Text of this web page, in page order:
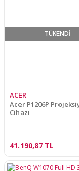
TÜKENDİ
ACER
Acer P1206P
Cihazı
41.190,87 TL